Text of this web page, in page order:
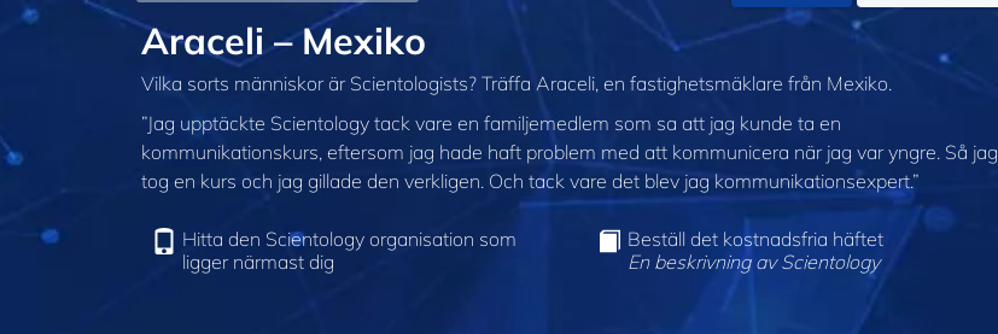
Araceli – Mexiko
Vilka sorts människor är Scientologists? Träffa Araceli, en fastighetsmäklare från Mexiko.
”Jag upptäckte Scientology tack vare en familjemedlem som sa att jag kunde ta en
kommunikationskurs, eftersom jag hade haft problem med att kommunicera när jag var yngre. Så jag
tog en kurs och jag gillade den verkligen. Och tack vare det blev jag kommunikationsexpert.”
Hitta den Scientology organisation som
ligger närmast dig
Beställ det kostnadsfria häftet
En beskrivning av Scientology